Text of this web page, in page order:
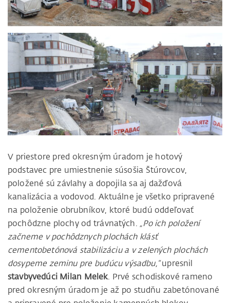
V priestore pred okresným úradom je hotový
podstavec pre umiestnenie súsošia Štúrovcov,
položené sú závlahy a dopojila sa aj dažďová
kanalizácia a vodovod. Aktuálne je všetko pripravené
na položenie obrubníkov, ktoré budú oddeľovať
pochôdzne plochy od trávnatých. „Po ich položení
začneme v pochôdznych plochách klásť
cementobetónová stabilizáciu a v zelených plochách
dosypeme zeminu pre budúcu výsadbu,“upresnil
stavbyvedúci Milan Melek. Prvé schodiskové rameno
pred okresným úradom je až po studňu zabetónované